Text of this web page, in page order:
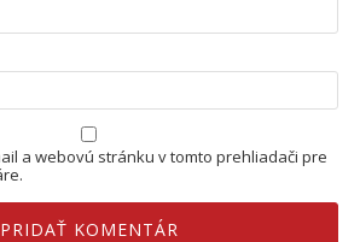
a webovú stránku v tomto prehliadači pre